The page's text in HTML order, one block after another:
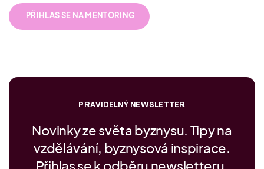
PŘIHLAS SE NA MENTORING
PRAVIDELNÝ NEWSLETTER
Novinky ze světa byznysu. Tipy na
vzdělávání, byznysová inspirace.
Přihlas se k odběru newsletteru.